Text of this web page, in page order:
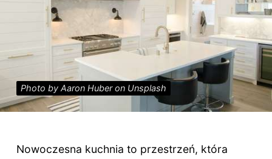
Photo by Aaron Huber on Unsplash
Nowoczesna kuchnia to przestrzeń, która